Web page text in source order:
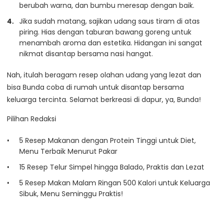
berubah warna, dan bumbu meresap dengan baik.
Jika sudah matang, sajikan udang saus tiram di atas
piring. Hias dengan taburan bawang goreng untuk
menambah aroma dan estetika. Hidangan ini sangat
nikmat disantap bersama nasi hangat.
Nah, itulah beragam resep olahan udang yang lezat dan
bisa Bunda coba di rumah untuk disantap bersama
keluarga tercinta. Selamat berkreasi di dapur, ya, Bunda!
Pilihan Redaksi
5 Resep Makanan dengan Protein Tinggi untuk Diet,
Menu Terbaik Menurut Pakar
15 Resep Telur Simpel hingga Balado, Praktis dan Lezat
5 Resep Makan Malam Ringan 500 Kalori untuk Keluarga
Sibuk, Menu Seminggu Praktis!